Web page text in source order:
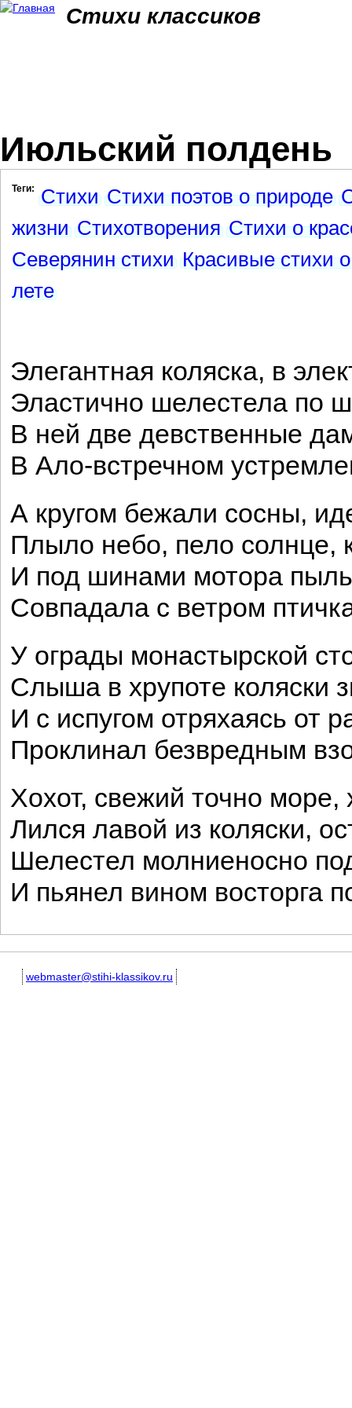
Стихи классиков
Июльский полдень
Теги: Стихи Стихи поэтов о природе
жизни Стихотворения Стихи о
Северянин стихи Красивые стихи
лете
Элегантная коляска, в
Эластично шелестела по
В ней две девственные
В Ало-встречном
А кругом бежали сосны,
Плыло небо, пело солнце,
И под шинами мотора
Совпадала с ветром
У ограды монастырской
Слыша в хрупоте коляски
И с испугом отряхаясь от
Проклинал безвредным
Хохот, свежий точно море,
Лился лавой из коляски,
Шелестел молниеносно
И пьянел вином
webmaster@stihi-klassikov.ru